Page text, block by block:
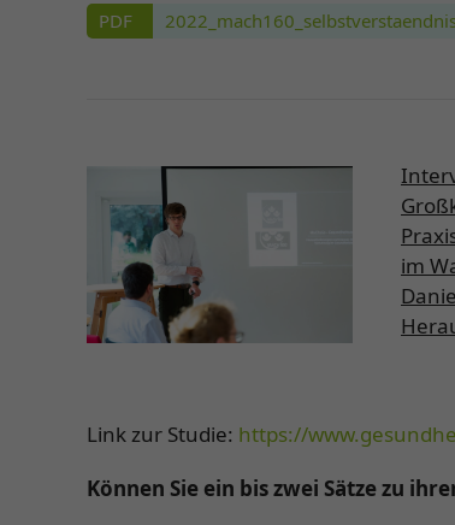
PDF
im
Link zur Studie: https://
Können Sie ein bis zwei Sätze zu